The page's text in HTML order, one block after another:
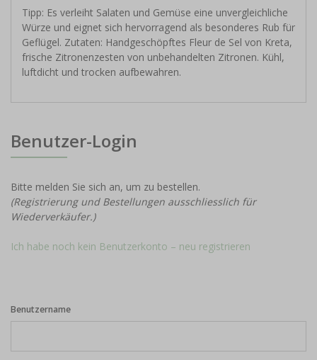
Tipp: Es verleiht Salaten und Gemüse eine unvergleichliche
Würze und eignet sich hervorragend als besonderes Rub für
Geflügel. Zutaten: Handgeschöpftes Fleur de Sel von Kreta,
frische Zitronenzesten von unbehandelten Zitronen. Kühl,
luftdicht und trocken aufbewahren.
Benutzer-Login
Bitte melden Sie sich an, um zu bestellen.
(Registrierung und Bestellungen ausschliesslich für
Wiederverkäufer.)
Ich habe noch kein Benutzerkonto – neu registrieren
Benutzername